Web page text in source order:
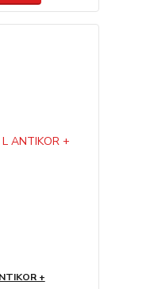
+